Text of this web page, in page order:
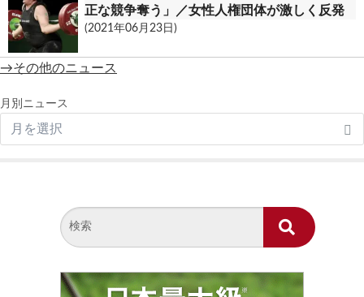
正な競争奪う」／女性人権団体が激しく反発
(2021年06月23日)
→その他のニュース
月別ニュース